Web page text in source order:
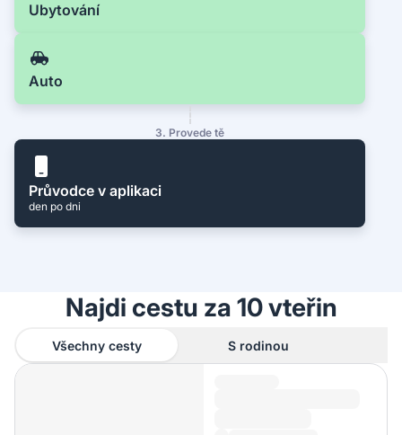
Ubytování
Auto
3. Provede tě
Průvodce v aplikaci
den po dni
Najdi cestu za 10 vteřin
Všechny cesty S rodinou